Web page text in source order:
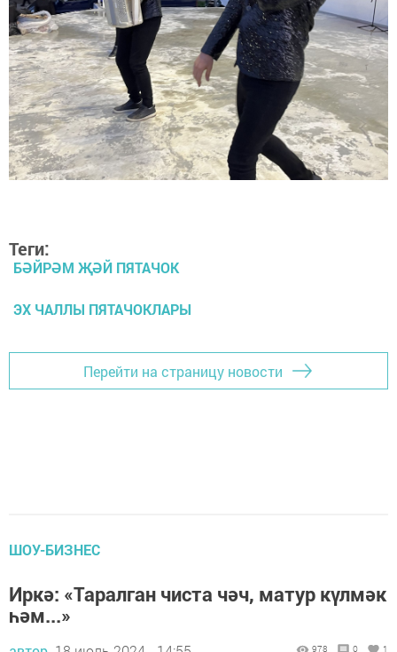
Теги:
БӘЙРӘМ ҖӘЙ ПЯТАЧОК
ЭХ ЧАЛЛЫ ПЯТАЧОКЛАРЫ
Перейти на страницу новости
ШОУ-БИЗНЕС
Иркә: «Таралган чиста чәч, матур күлмәк
һәм...»
978 0 1